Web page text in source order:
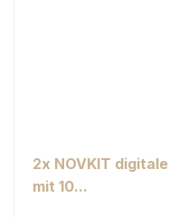
2x NOVKIT
mit 10...